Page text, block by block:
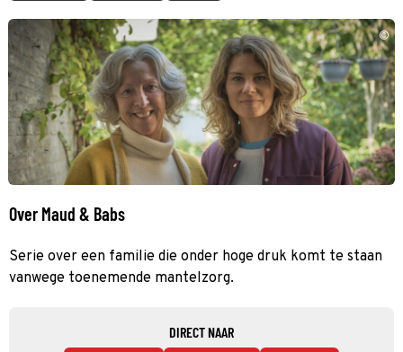
©
Over Maud & Babs
Serie over een familie die onder hoge druk komt te staan
vanwege toenemende mantelzorg.
DIRECT NAAR